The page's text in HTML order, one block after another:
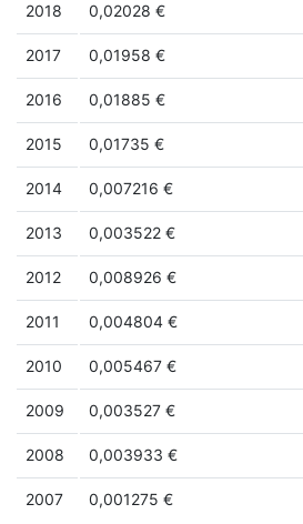
2018 0,02028 €
2017 0,01958 €
2016 0,01885 €
2015 0,01735 €
2014 0,007216 €
2013 0,003522 €
2012 0,008926 €
2011 0,004804 €
2010 0,005467 €
2009 0,003527 €
2008 0,003933 €
2007 0,001275 €